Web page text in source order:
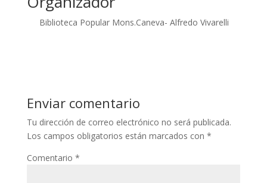
Biblioteca Popular Mons.Caneva- Alfredo Vivarelli
Enviar comentario
Tu dirección de correo electrónico no será publicada.
Los campos obligatorios están marcados con *
Comentario *